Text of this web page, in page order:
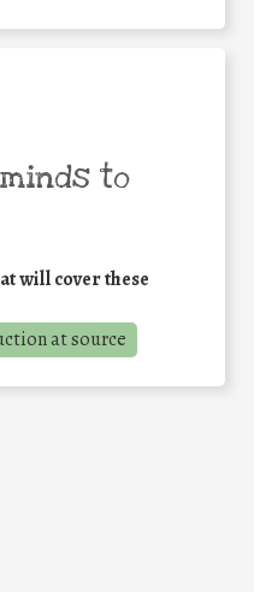
to
will cover these
at source